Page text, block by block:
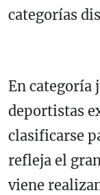
categorías
En categoría
deportistas
clasificarse
refleja el
viene